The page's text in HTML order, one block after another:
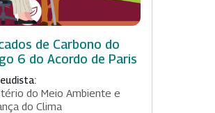
de Carbono do
6 do Acordo de Paris
do Meio Ambiente e
do Clima